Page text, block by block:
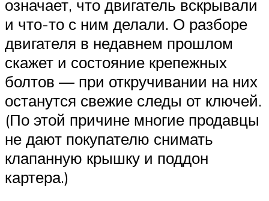
означает, что двигатель вскрывали
и что-то с ним делали. О разборе
двигателя в недавнем прошлом
скажет и состояние крепежных
болтов — при откручивании на них
останутся свежие следы от ключей.
(По этой причине многие продавцы
не дают покупателю снимать
клапанную крышку и поддон
картера.)